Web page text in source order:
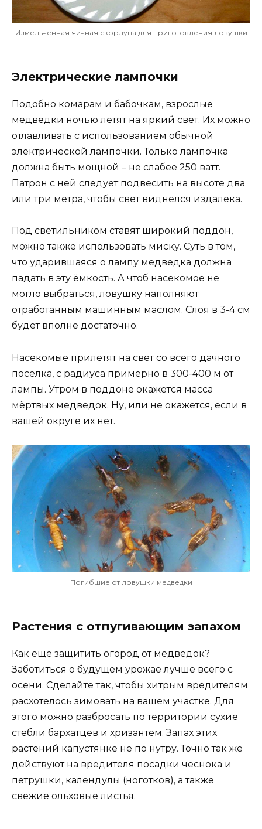
Измельченная яичная скорлупа для приготовления ловушки
Электрические лампочки
Подобно комарам и бабочкам, взрослые
медведки ночью летят на яркий свет. Их можно
отлавливать с использованием обычной
электрической лампочки. Только лампочка
должна быть мощной – не слабее 250 ватт.
Патрон с ней следует подвесить на высоте два
или три метра, чтобы свет виднелся издалека.
Под светильником ставят широкий поддон,
можно также использовать миску. Суть в том,
что ударившаяся о лампу медведка должна
падать в эту ёмкость. А чтоб насекомое не
могло выбраться, ловушку наполняют
отработанным машинным маслом. Слоя в 3-4 см
будет вполне достаточно.
Насекомые прилетят на свет со всего дачного
посёлка, с радиуса примерно в 300-400 м от
лампы. Утром в поддоне окажется масса
мёртвых медведок. Ну, или не окажется, если в
вашей округе их нет.
Погибшие от ловушки медведки
Растения с отпугивающим запахом
Как ещё защитить огород от медведок?
Заботиться о будущем урожае лучше всего с
осени. Сделайте так, чтобы хитрым вредителям
расхотелось зимовать на вашем участке. Для
этого можно разбросать по территории сухие
стебли бархатцев и хризантем. Запах этих
растений капустянке не по нутру. Точно так же
действуют на вредителя посадки чеснока и
петрушки, календулы (ноготков), а также
свежие ольховые листья.